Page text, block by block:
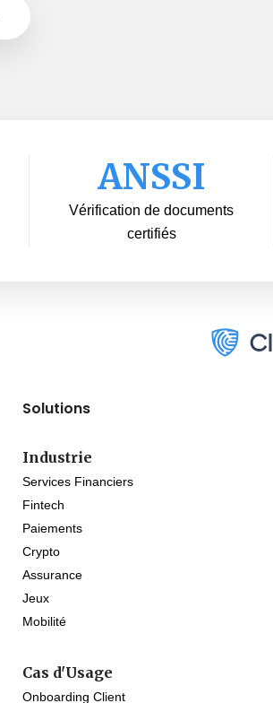
ANSSI
Vérification de documents
certifiés
Solutions
Industrie
Services Financiers
Fintech
Paiements
Crypto
Assurance
Jeux
Mobilité
Cas d'Usage
Onboarding Client